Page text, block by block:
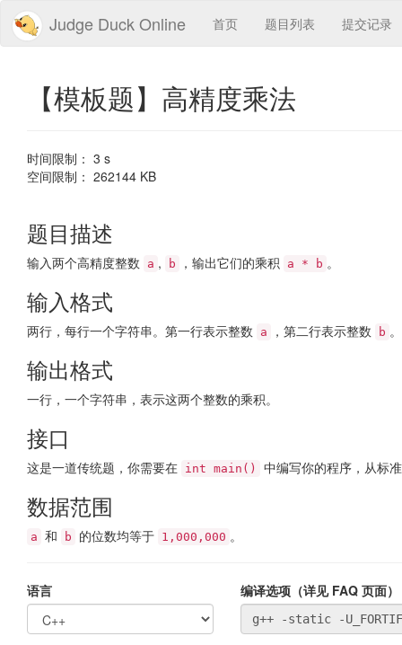
Judge Duck Online 首页 题目列表 提交记录
【模板题】高精度乘法
时间限制： 3 s
空间限制： 262144 KB
题目描述
输入两个高精度整数 a , b ，输出它们的乘积 a * b 。
输入格式
两行，每行一个字符串。第一行表示整数 a ，第二行表示整数 b 。
输出格式
一行，一个字符串，表示这两个整数的乘积。
接口
这是一道传统题，你需要在 int main() 中编写你的程序，从标
数据范围
a 和 b 的位数均等于 1,000,000 。
语言 编译选项（详见 FAQ 页面）